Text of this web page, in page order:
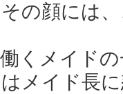
の顔には
くメイドの
メイド長